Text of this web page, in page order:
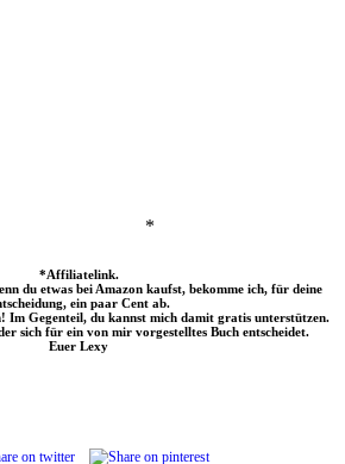
*
*Affiliatelink.
du etwas bei Amazon kaufst, bekomme ich, für deine
ein paar Cent ab.
Im Gegenteil, du kannst mich damit gratis unterstützen.
sich für ein von mir vorgestelltes Buch entscheidet.
Euer Lexy